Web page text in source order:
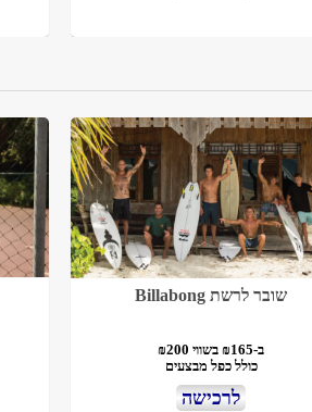
שובר לרשת Billabong
ב-₪165 בשווי ₪200
כולל כפל מבצעים
לרכישה